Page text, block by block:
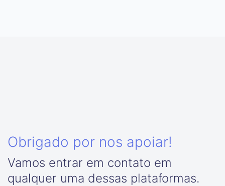
Obrigado por nos apoiar!
Vamos entrar em contato em
qualquer uma dessas plataformas.